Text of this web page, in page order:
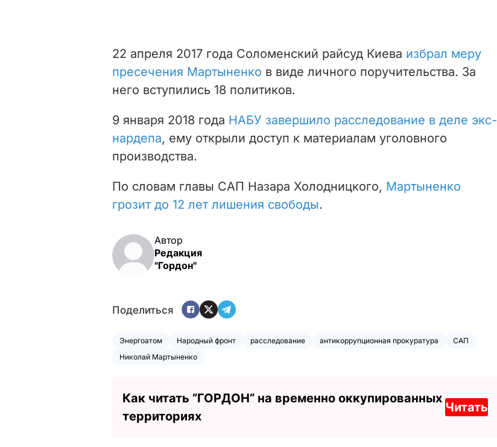
22 апреля 2017 года Соломенский райсуд Киева избрал меру
пресечения Мартыненко в виде личного поручительства. За
него вступились 18 политиков.
9 января 2018 года НАБУ завершило расследование в деле экс-
нардепа, ему открыли доступ к материалам уголовного
производства.
По словам главы САП Назара Холодницкого, Мартыненко
грозит до 12 лет лишения свободы.
Автор
Редакция
"Гордон"
Поделиться
Энергоатом Народный фронт расследование антикоррупционная прокуратура
САП
Николай Мартыненко
Как читать ”ГОРДОН” на временно оккупированных
территориях
Читать